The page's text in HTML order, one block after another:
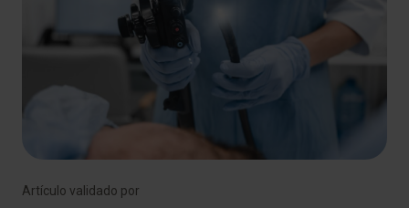
Artículo validado por